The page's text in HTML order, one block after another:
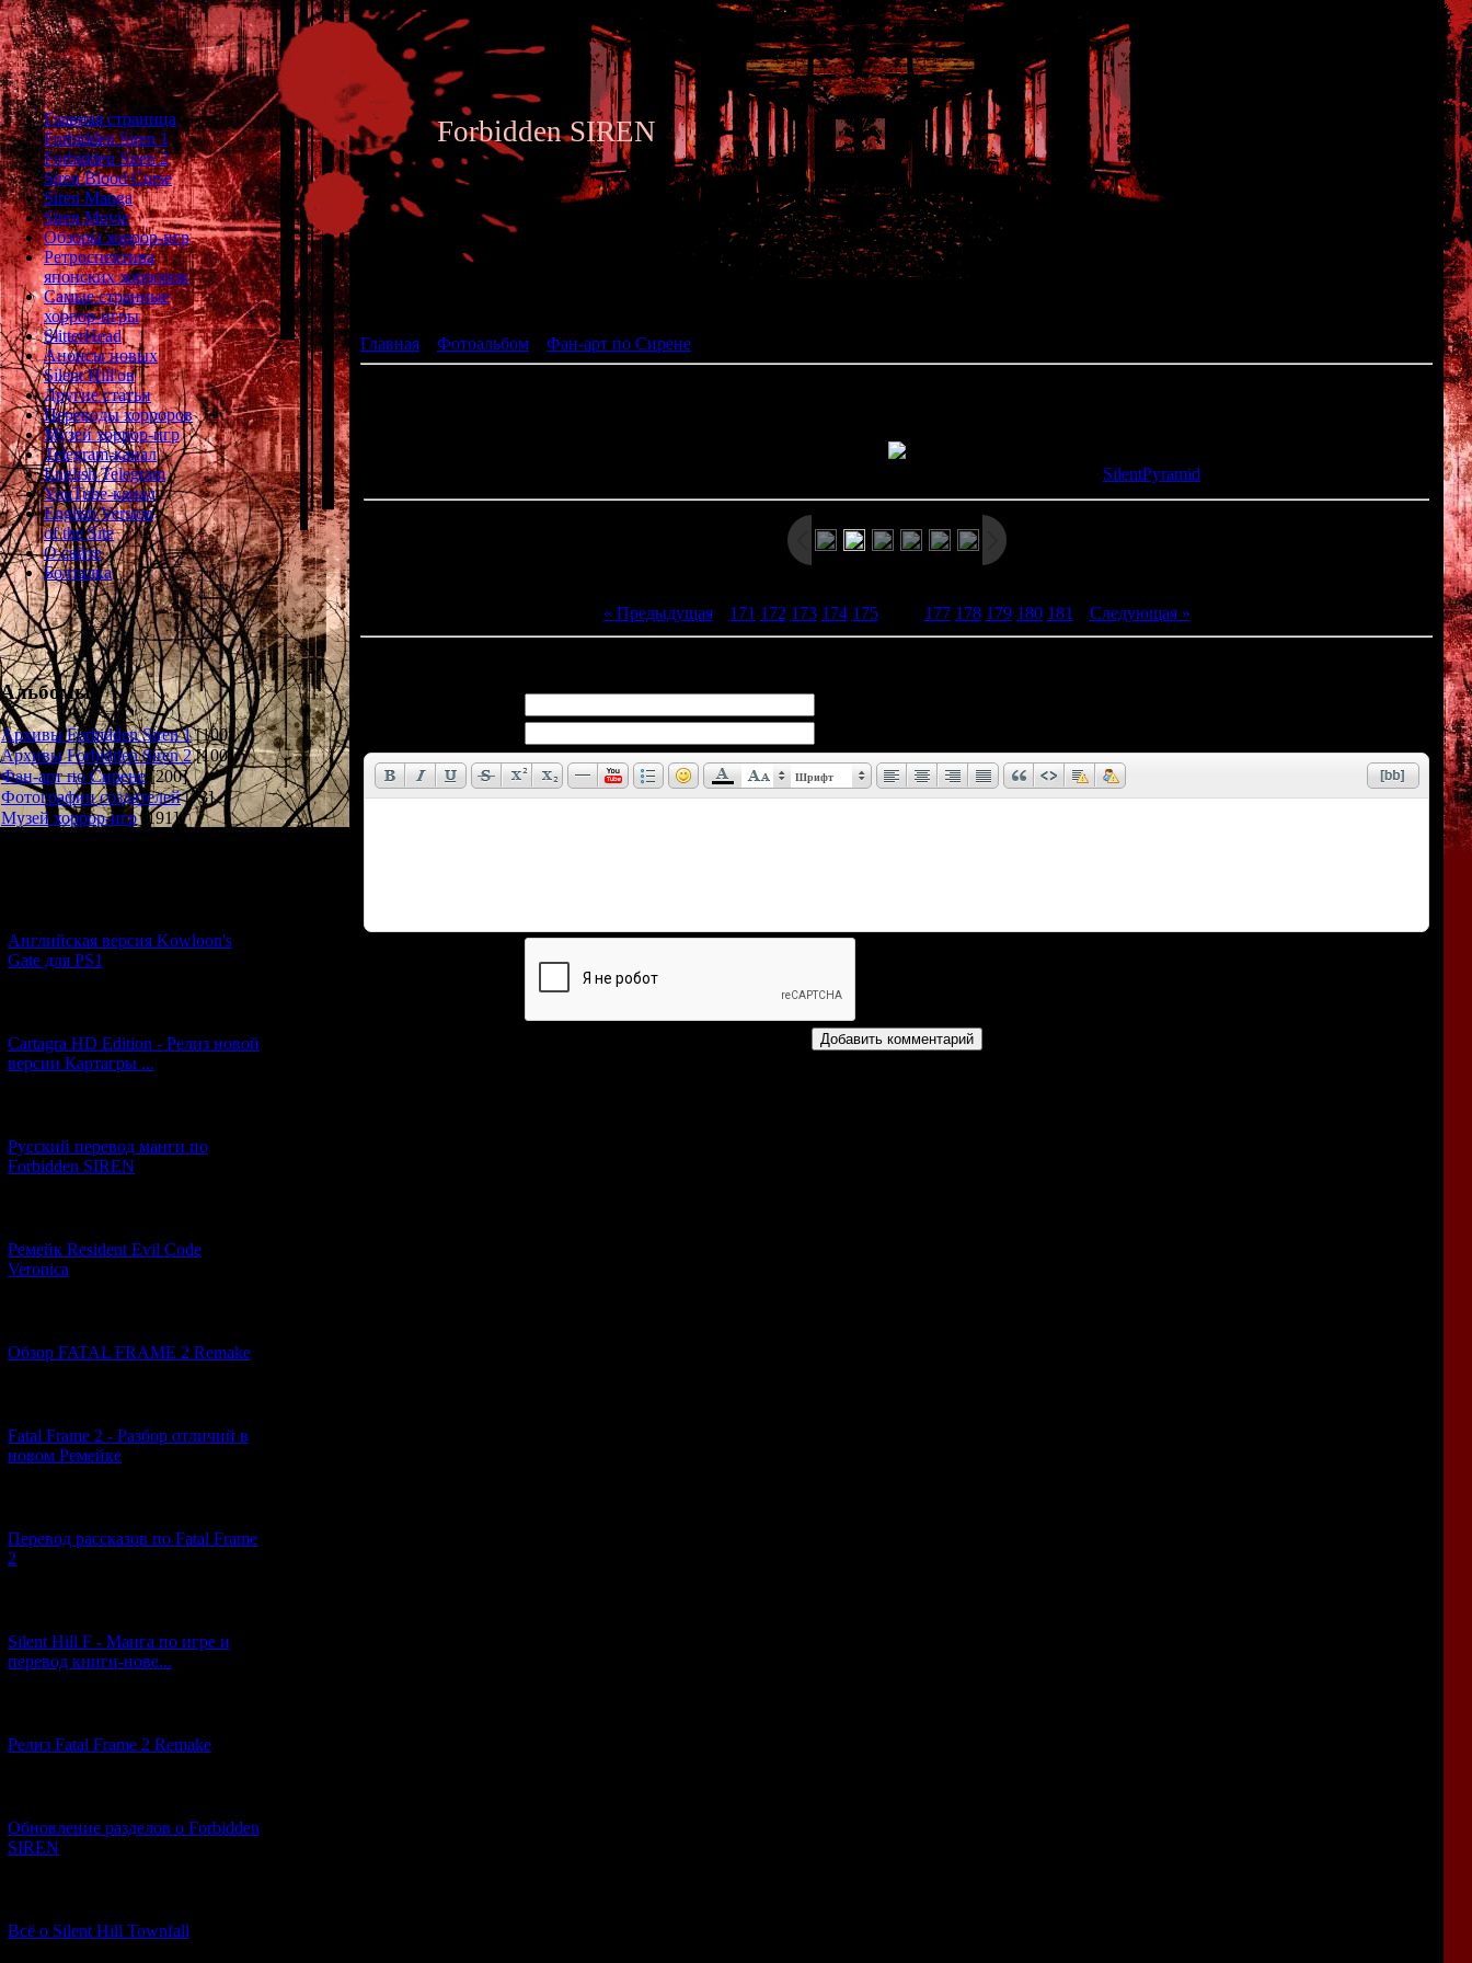
Главная страница
Forbidden Siren 1
Forbidden Siren 2
Siren Blood Curse
Siren Manga
Siren Movie
Обзоры хоррор-игр
Ретроспектива
японских хорроров
Самые странные
хоррор-игры
SlitterHead
Анонсы новых
Silent Hill'ов
Другие статьи
Переводы хорроров
Музей хоррор-игр
Telegram-канал
English Telegram
YouTube-канал
English Version
of the Site
О сайте
Болталка
Альбомы
Архивы Forbidden Siren 1 [100]
Архивы Forbidden Siren 2 [100]
Фан-арт по Сирене [200]
Фотографии создателей [73]
Музей хоррор-игр
[191]
Английская версия Kowloon's
Gate для PS1
Cartagra HD Edition - Релиз новой
версии Картагры ...
Русский перевод манги по
Forbidden SIREN
Ремейк Resident Evil Code
Veronica
Обзор FATAL FRAME 2 Remake
Fatal Frame 2 - Разбор отличий в
новом Ремейке
Перевод рассказов по Fatal Frame
2
Silent Hill F - Манга по игре и
перевод книги-нове...
Релиз Fatal Frame 2 Remake
Обновление разделов о Forbidden
SIREN
Всё о Silent Hill Townfall
Forbidden SIREN
Главная Фотоальбом Фан-арт по Сирене
SilentPyramid
« Предыдущая| 171 172 173 174 175[ 177 178 179 180 181 Следующая »
Шрифт